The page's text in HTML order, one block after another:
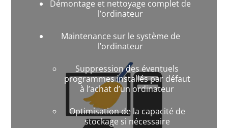
Démontage et nettoyage complet de
l’ordinateur
Maintenance sur le système de
l’ordinateur
Suppression des éventuels
programmes installés par défaut
à l’achat d’un ordinateur
Optimisation de la capacité de
stockage si nécessaire